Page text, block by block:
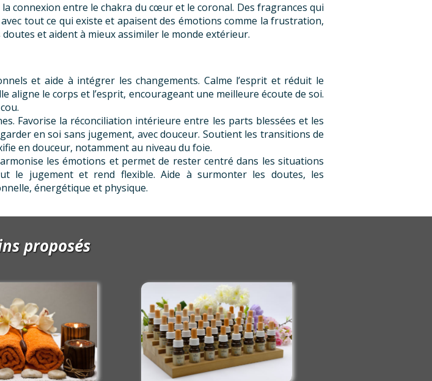
connexion entre le chakra du cœur et le coronal. Des fragrances qui
tout ce qui existe et apaisent des émotions comme la frustration,
et aident à mieux assimiler le monde extérieur.
et aide à intégrer les changements. Calme l’esprit et réduit le
aligne le corps et l’esprit, encourageant une meilleure écoute de soi.
Favorise la réconciliation intérieure entre les parts blessées et les
en soi sans jugement, avec douceur. Soutient les transitions de
en douceur, notamment au niveau du foie.
les émotions et permet de rester centré dans les situations
le jugement et rend flexible. Aide à surmonter les doutes, les
énergétique et physique.
proposés